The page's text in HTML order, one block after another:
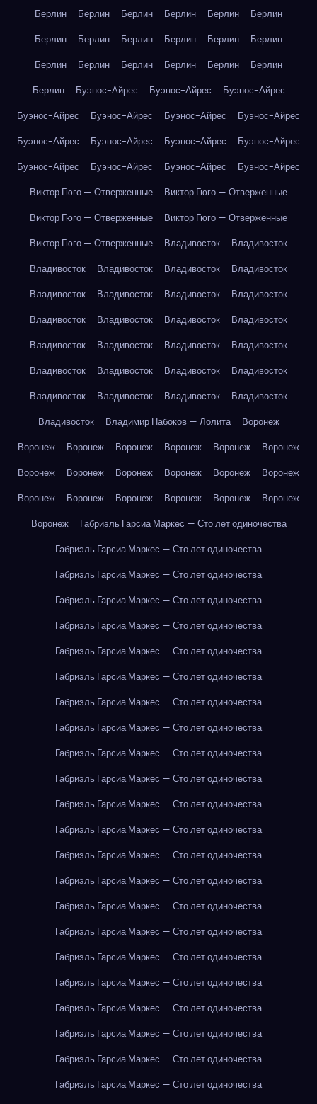
Берлин Берлин Берлин Берлин Берлин
Берлин
Берлин
Берлин Берлин Берлин Берлин
Берлин
Берлин
Берлин Берлин Берлин Берлин
Берлин
Берлин
Буэнос-Айрес Буэнос-Айрес
Буэнос-Айрес
Буэнос-Айрес
Буэнос-Айрес Буэнос-Айрес
Буэнос-Айрес
Буэнос-Айрес
Буэнос-Айрес Буэнос-Айрес
Буэнос-Айрес
Буэнос-Айрес
Буэнос-Айрес Буэнос-Айрес
Буэнос-Айрес
Виктор Гюго — Отверженные
Виктор Гюго — Отверженные
Виктор Гюго — Отверженные
Виктор Гюго — Отверженные
Виктор Гюго — Отверженные
Владивосток
Владивосток
Владивосток
Владивосток Владивосток
Владивосток
Владивосток
Владивосток Владивосток
Владивосток
Владивосток
Владивосток Владивосток
Владивосток
Владивосток
Владивосток Владивосток
Владивосток
Владивосток
Владивосток Владивосток
Владивосток
Владивосток
Владивосток Владивосток
Владивосток
Владивосток
Владимир Набоков — Лолита
Воронеж
Воронеж
Воронеж Воронеж Воронеж Воронеж
Воронеж
Воронеж
Воронеж Воронеж Воронеж Воронеж
Воронеж
Воронеж
Воронеж Воронеж Воронеж Воронеж
Воронеж
Воронеж
Габриэль Гарсиа Маркес — Сто лет одиночества
Габриэль Гарсиа Маркес — Сто лет одиночества
Габриэль Гарсиа Маркес — Сто лет одиночества
Габриэль Гарсиа Маркес — Сто лет одиночества
Габриэль Гарсиа Маркес — Сто лет одиночества
Габриэль Гарсиа Маркес — Сто лет одиночества
Габриэль Гарсиа Маркес — Сто лет одиночества
Габриэль Гарсиа Маркес — Сто лет одиночества
Габриэль Гарсиа Маркес — Сто лет одиночества
Габриэль Гарсиа Маркес — Сто лет одиночества
Габриэль Гарсиа Маркес — Сто лет одиночества
Габриэль Гарсиа Маркес — Сто лет одиночества
Габриэль Гарсиа Маркес — Сто лет одиночества
Габриэль Гарсиа Маркес — Сто лет одиночества
Габриэль Гарсиа Маркес — Сто лет одиночества
Габриэль Гарсиа Маркес — Сто лет одиночества
Габриэль Гарсиа Маркес — Сто лет одиночества
Габриэль Гарсиа Маркес — Сто лет одиночества
Габриэль Гарсиа Маркес — Сто лет одиночества
Габриэль Гарсиа Маркес — Сто лет одиночества
Габриэль Гарсиа Маркес — Сто лет одиночества
Габриэль Гарсиа Маркес — Сто лет одиночества
Габриэль Гарсиа Маркес — Сто лет одиночества